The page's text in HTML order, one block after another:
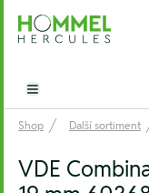
Hommel Hercules
Open main menu
Shop Další sortiment
VDE